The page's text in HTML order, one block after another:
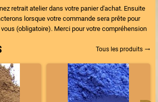
retrait atelier dans votre panier d'achat. Ensuite
lorsque votre commande sera prête pour
(obligatoire). Merci pour votre compréhension
Tous les produits trending_flat